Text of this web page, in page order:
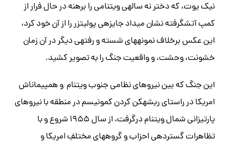
نیک یوت، که دختر نه ساله‎‎ی ویتنامی را برهنه‌ در حال فرار از
کمپ آتش‎گرفته‎ نشان می‎داد جایزه‎ی پولیتزر را از آن خود کرد،
این عکس برخلاف نمونه‎های شسته و رفته‎ی دیگر در آن زمان
خشونت، وحشت، و واقعیت جنگ را به تصویر کشید.
‎این جنگ که بین نیروهای نظامی جنوب ویتنام و هم‎پیمان‎اش
امریکا در راستای ریشه‎کن کردن کمونیسم در منطقه با نیروهای
پارتیزانی شمال ویتنام درگرفت، از سال ۱۹۵۵ شروع و با
تظاهرات گسترده‎ی احزاب و گروه‎های مختلفِ امریکا و